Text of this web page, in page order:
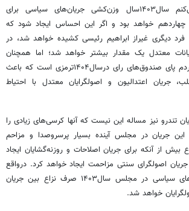
مهاجری گفت:گمان می‌کنم سال۱۴۰۳سال وزن‌کشی جریان‌های سیاسی برای
چهاردهم خواهد بود و اگر این احساس ایجاد شود که
دیگری غیراز ابراهیم رئیسی کشیده خواهد شد، در
معتدل یک مقدار بیشتر خواهد شد؛ اما همچنان
نگرانی از عدم حضور مردم پای صندوق‌های رای درسال۱۴۰۴ترمزی است که باعث
جریان اعتدالیون و اصولگرایان معتدل با احتیاط
تندرو نیز مساله این نیست که آنها کرسی‌های زیادی را
جریان در مجلس آینده بسیار پرسروصدا و مزاحم
از آنکه برای جریان اصلاحات و روزنه‌گشایان ایجاد
اصولگرای سنتی مزاحمت ایجاد خواهد کرد. درواقع
بخش عمده‌ای از دعواهای سیاسی در مجلس سال۱۴۰۳ صرف نزاع بین جریان
خواهد شد.